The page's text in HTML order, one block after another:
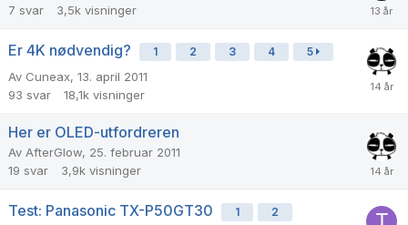
7 svar 3,5k visninger
Er 4K nødvendig? 1 2 3 4 5
Av Cuneax, 13. april 2011
93 svar 18,1k visninger
Her er OLED-utfordreren
Av AfterGlow, 25. februar 2011
19 svar 3,9k visninger
Test: Panasonic TX-P50GT30 1 2